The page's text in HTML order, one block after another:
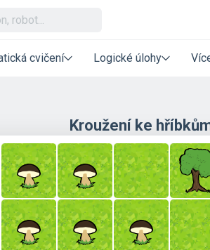
cvičení Logické úlohy
Kroužení ke